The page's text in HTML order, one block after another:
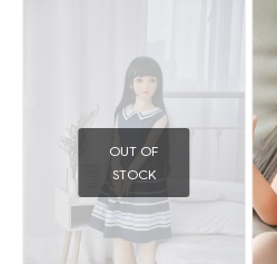
OUT OF
STOCK